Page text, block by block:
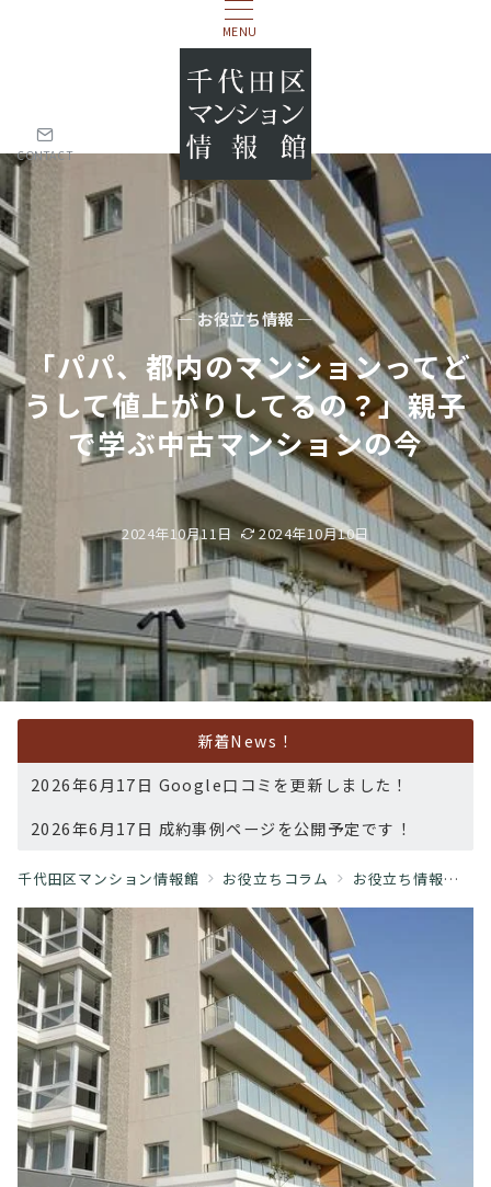
MENU
CONTACT
— お役立ち情報 —
「パパ、都内のマンションってど
うして値上がりしてるの？」親子
で学ぶ中古マンションの今
2024年10月11日 2024年10月10日
新着News！
2026年6月17日 Google口コミを更新しました！
2026年6月17日 成約事例ページを公開予定です！
千代田区マンション情報館 お役立ちコラム お役立ち情報